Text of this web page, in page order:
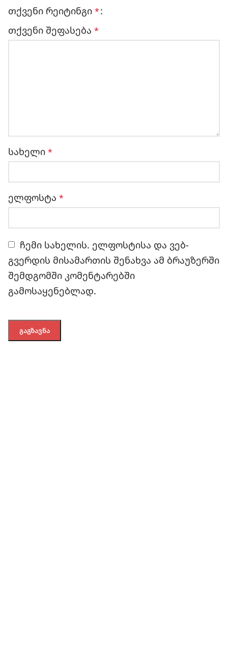
თქვენი რეიტინგი *
თქვენი შეფასება *
სახელი *
ელფოსტა *
ჩემი სახელის. ელფოსტისა და ვებ-
გვერდის მისამართის შენახვა ამ ბრაუზერში
შემდგომში კომენტარებში
გამოსაყენებლად.